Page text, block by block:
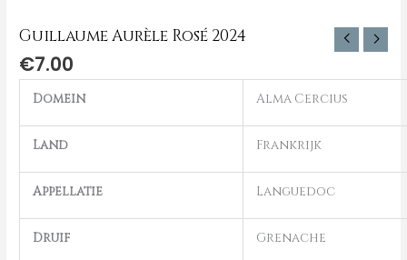
Guillaume Aurèle Rosé 2024
€7.00
Domein Alma Cercius
Land Frankrijk
Appellatie Languedoc
Druif Grenache